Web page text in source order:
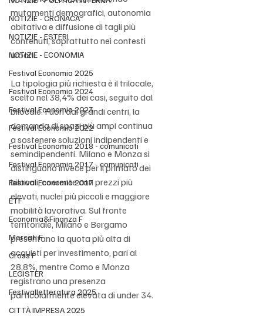
NOTIZIE - CRONACA
NOTIZIE - ESTERI
NOTIZIE - ECONOMIA
Festival Economia 2025
Festival Economia 2024
Festival Economia 2023
Festival Economia 2022
Festival Economia 2018 - comunicati
Festival Economia 2017 - comunicati
Festival Economia 2017
ETF
Economia&Finanza F
Mercati F
Cross F
LEGISTER
Festivalletteratura 2025
CITTÀ IMPRESA 2025
mutamenti demografici, autonomia
abitativa e diffusione di tagli più
contenuti, soprattutto nei contesti
urbani.
La tipologia più richiesta è il trilocale,
scelto nel 38,4% dei casi, seguito dal
bilocale. Fuori dai grandi centri, la
domanda di spazi più ampi continua
a sostenere soluzioni indipendenti e
semindipendenti. Milano e Monza si
distinguono invece per il primato dei
bilocali, coerente con prezzi più
elevati, nuclei più piccoli e maggiore
mobilità lavorativa. Sul fronte
territoriale, Milano e Bergamo
presentano la quota più alta di
acquisti per investimento, pari al
28,8%, mentre Como e Monza
registrano una presenza
particolarmente elevata di under 34.